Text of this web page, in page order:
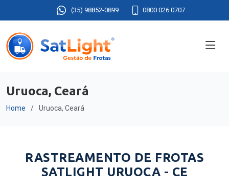
(35) 98852-0899 0800 026 0707
Uruoca, Ceará
Home Uruoca, Ceará
RASTREAMENTO DE FROTAS
SATLIGHT URUOCA - CE